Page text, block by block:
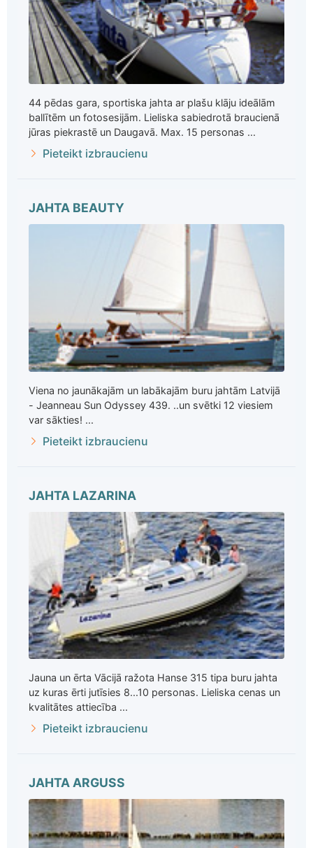
44 pēdas gara, sportiska jahta ar plašu klāju ideālām
ballītēm un fotosesijām. Lieliska sabiedrotā braucienā
jūras piekrastē un Daugavā. Max. 15 personas ...
Pieteikt izbraucienu
JAHTA BEAUTY
Viena no jaunākajām un labākajām buru jahtām Latvijā
- Jeanneau Sun Odyssey 439. ..un svētki 12 viesiem
var sākties! ...
Pieteikt izbraucienu
JAHTA LAZARINA
Jauna un ērta Vācijā ražota Hanse 315 tipa buru jahta
uz kuras ērti jutīsies 8...10 personas. Lieliska cenas un
kvalitātes attiecība ...
Pieteikt izbraucienu
JAHTA ARGUSS